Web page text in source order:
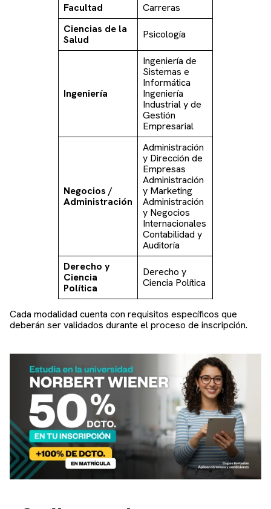
Facultad
Carreras
Ciencias de la
Salud
Psicología
Ingeniería
Ingeniería de
Sistemas e
Informática
Ingeniería
Industrial y de
Gestión
Empresarial
Negocios /
Administración
Administración
y Dirección de
Empresas
Administración
y Marketing
Administración
y Negocios
Internacionales
Contabilidad y
Auditoría
Derecho y
Ciencia
Política
Derecho y
Ciencia Política
Cada modalidad cuenta con requisitos específicos que
deberán ser validados durante el proceso de inscripción.